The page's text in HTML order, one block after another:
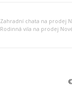
Zahradní chata na prodej
Rodinná vila na prodej